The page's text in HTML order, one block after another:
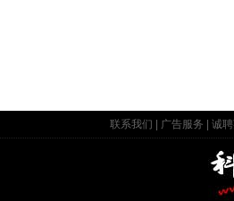
联系我们 广告服务 诚